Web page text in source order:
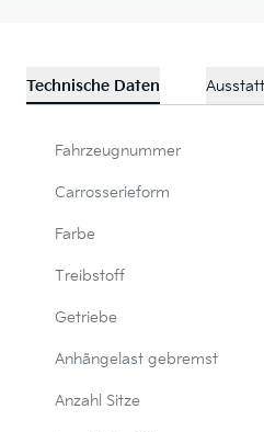
Technische Daten
Fahrzeugnummer
Carrosserieform
Farbe
Treibstoff
Getriebe
Anhängelast gebremst
Anzahl Sitze